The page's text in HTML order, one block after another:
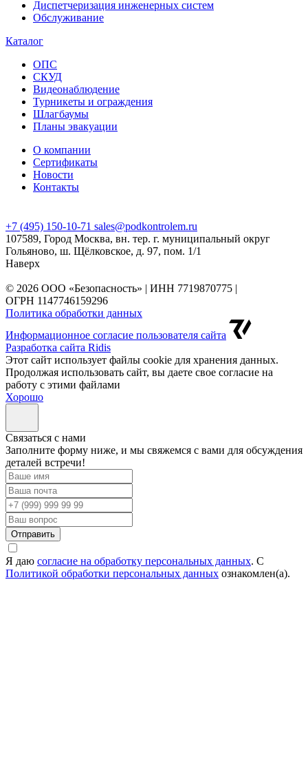
Диспетчеризация инженерных систем
Обслуживание
Каталог
ОПС
СКУД
Видеонаблюдение
Турникеты и ограждения
Шлагбаумы
Планы эвакуации
О компании
Сертификаты
Новости
Контакты
+7 (495) 150-10-71 sales@podkontrolem.ru
107589, Город Москва, вн. тер. г. муниципальный округ
Гольяново, ш. Щёлковское, д. 97, пом. 1/1
Наверх
© 2026 ООО «Безопасность» | ИНН 7719870775 |
ОГРН 1147746159296
Политика обработки данных
Информационное согласие пользователя сайта
Разработка сайта Ridis
Этот сайт использует файлы cookie для хранения данных.
Продолжая использовать сайт, вы даете свое согласие на
работу с этими файлами
Хорошо
Cвязаться с нами
Заполните форму ниже, и мы свяжемся с вами для обсуждения
деталей встречи!
Отправить
Я даю согласие на обработку персональных данных. С
Политикой обработки персональных данных ознакомлен(а).